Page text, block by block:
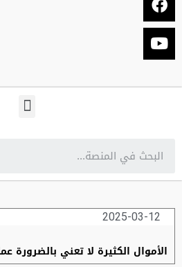
2025-03-12
الأموال الكثيرة لا تعني بالضرورة